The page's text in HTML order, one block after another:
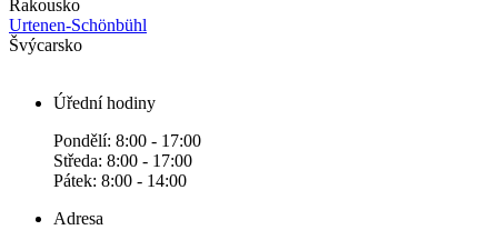
Rakousko
Urtenen-Schönbühl
Švýcarsko
Úřední hodiny
Pondělí: 8:00 - 17:00
Středa: 8:00 - 17:00
Pátek: 8:00 - 14:00
Adresa